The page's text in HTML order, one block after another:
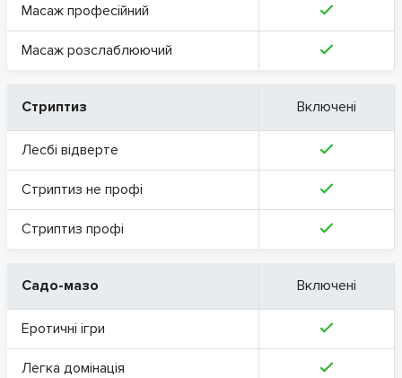
Масаж професійний
Масаж розслаблюючий
Стриптиз Включені
Лесбі відверте
Стриптиз не профі
Стриптиз профі
Садо-мазо Включені
Еротичні ігри
Легка домінація